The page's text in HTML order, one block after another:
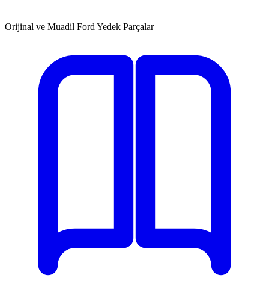
Orijinal ve Muadil Ford Yedek Parçalar